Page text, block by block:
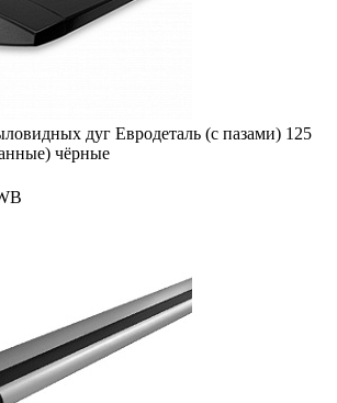
дуг Евродеталь (с пазами) 125
чёрные